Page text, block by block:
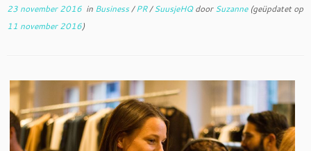
23 november 2016 in Business/PR/SuusjeHQdoorSuzanne(geüpdatet op
11 november 2016)